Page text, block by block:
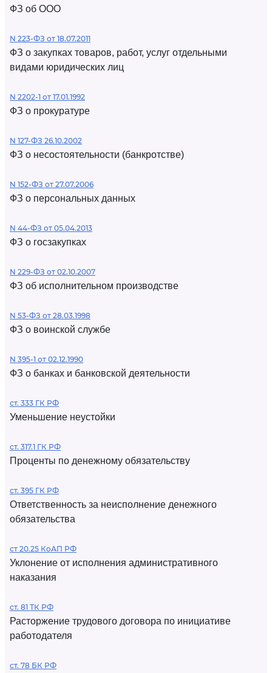
ФЗ об ООО
N 223-ФЗ от 18.07.2011
ФЗ о закупках товаров, работ, услуг отдельными
видами юридических лиц
N 2202-1 от 17.01.1992
ФЗ о прокуратуре
N 127-ФЗ 26.10.2002
ФЗ о несостоятельности (банкротстве)
N 152-ФЗ от 27.07.2006
ФЗ о персональных данных
N 44-ФЗ от 05.04.2013
ФЗ о госзакупках
N 229-ФЗ от 02.10.2007
ФЗ об исполнительном производстве
N 53-ФЗ от 28.03.1998
ФЗ о воинской службе
N 395-1 от 02.12.1990
ФЗ о банках и банковской деятельности
ст. 333 ГК РФ
Уменьшение неустойки
ст. 317.1 ГК РФ
Проценты по денежному обязательству
ст. 395 ГК РФ
Ответственность за неисполнение денежного
обязательства
ст 20.25 КоАП РФ
Уклонение от исполнения административного
наказания
ст. 81 ТК РФ
Расторжение трудового договора по инициативе
работодателя
ст. 78 БК РФ